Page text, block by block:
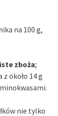
na 100 g,
zboża;
z około 14 g
nie tylko